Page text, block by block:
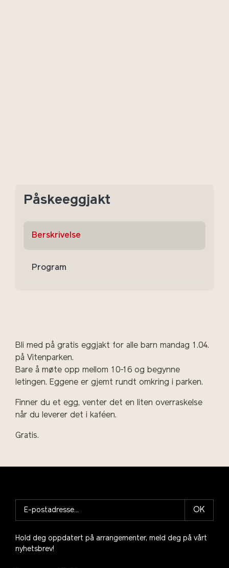
Påskeeggjakt
Berskrivelse
Program
Bli med på gratis eggjakt for alle barn mandag 1.04.
på Vitenparken.
Bare å møte opp mellom 10-16 og begynne
letingen. Eggene er gjemt rundt omkring i parken.
Finner du et egg, venter det en liten overraskelse
når du leverer det i kaféen.
Gratis.
OK
Hold deg oppdatert på arrangementer, meld deg på vårt
nyhetsbrev!